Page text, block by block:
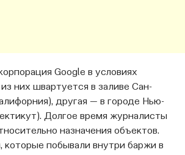
Google в условиях
них швартуется в заливе Сан-
другая — в городе Нью-
Долгое время журналисты
назначения объектов.
которые побывали внутри баржи в